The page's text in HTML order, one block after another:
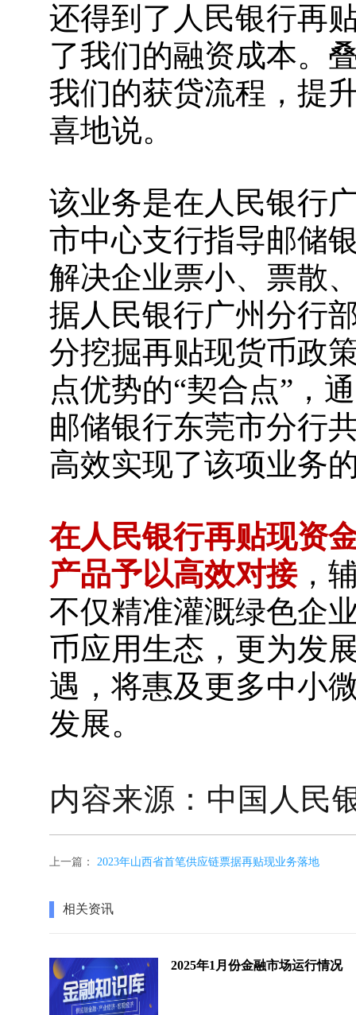
还得到了人民银行再
了我们的融资成本。
我们的获贷流程，提
喜地说。
该业务是在人民银行
市中心支行指导邮储
解决企业票小、票散
据人民银行广州分行
分挖掘再贴现货币政
点优势的“契合点”，
邮储银行东莞市分行
高效实现了该项业务
在人民银行再贴现资
产品予以高效对接，
不仅精准灌溉绿色企
币应用生态，更为发
遇，将惠及更多中小
发展。
内容来源：中国人民
上一篇： 2023年山西省首笔供应链票据再贴现业务落地
相关资讯
2025年1月份金融市场运行情况